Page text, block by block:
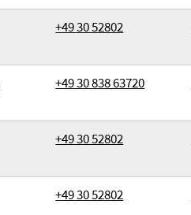
+49 30 52802
+49 30 838 63720
+49 30 52802
+49 30 52802